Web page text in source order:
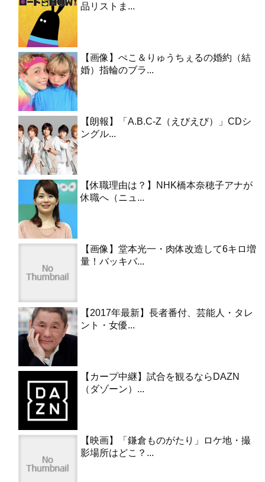
品リストま...
【画像】ぺこ＆りゅうちぇるの婚約（結
婚）指輪のブラ...
【朗報】「A.B.C-Z（えびえび）」CDシ
ングル...
【休職理由は？】NHK橋本奈穂子アナが
休職へ（ニュ...
【画像】堂本光一・肉体改造して6キロ増
量！バッキバ...
【2017年最新】長者番付、芸能人・タレ
ント・女優...
【カープ中継】試合を観るならDAZN
（ダゾーン）...
【映画】「鎌倉ものがたり」ロケ地・撮
影場所はどこ？...